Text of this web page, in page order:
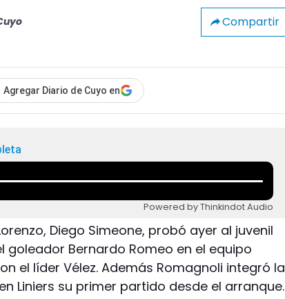
Compartir
Agregar Diario de Cuyo en
Powered by Thinkindot Audio
Diego Simeone, probó ayer al juvenil
goleador Bernardo Romeo en el equipo
el líder Vélez. Además Romagnoli integró la
Liniers su primer partido desde el arranque.